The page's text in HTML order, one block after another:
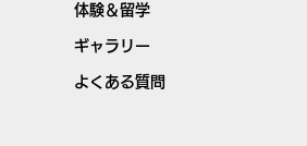
体験＆留学
ギャラリー
よくある質問